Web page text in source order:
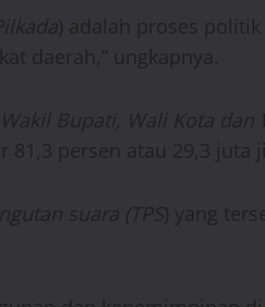
) adalah proses
daerah,” ungkapnya.
Bupati, Wali Kota dan
persen atau 29,3 juta
suara (TPS) yang